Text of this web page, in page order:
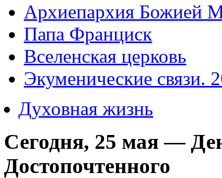
Архиепархия Божией
Папа Франциск
Вселенская церковь
Экуменические связи.
Духовная жизнь
Сегодня, 25 мая —
Достопочтенного